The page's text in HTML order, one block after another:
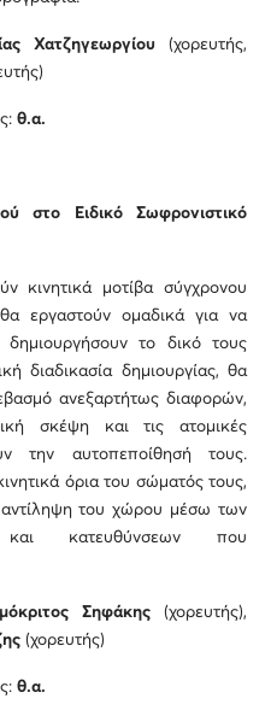
Χατζηγεωργίου (χορευτής,
θ.α.
στο Ειδικό Σωφρονιστικό
κινητικά μοτίβα σύγχρονου
εργαστούν ομαδικά για να
το δικό τους
διαδικασία δημιουργίας, θα
ανεξαρτήτως διαφορών,
σκέψη και τις ατομικές
την αυτοπεποίθησή τους.
όρια του σώματός τους,
του χώρου μέσω των
και κατευθύνσεων που
Σηφάκης(χορευτής),
(χορευτής)
θ.α.